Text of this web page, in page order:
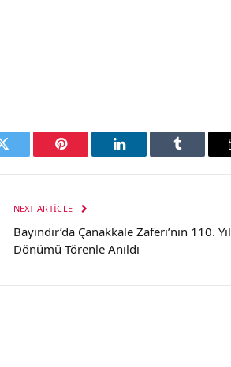
Twitter Pinterest LinkedIn Tumblr
NEXT ARTICLE
Bayındır’da Çanakkale Zaferi’nin 110. Yıl
Dönümü Törenle Anıldı